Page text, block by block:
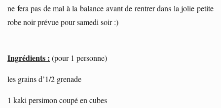
ne fera pas de mal à la balance avant de rentrer dans la jolie petite
robe noir prévue pour samedi soir :)
Ingrédients : (pour 1 personne)
les grains d’1/2 grenade
1 kaki persimon coupé en cubes